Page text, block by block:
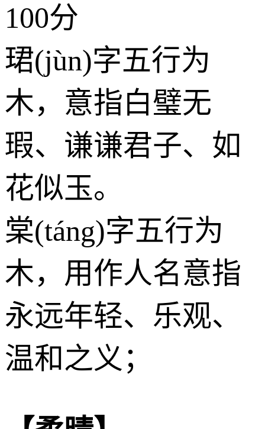
100分
珺(jùn)字五行为
木，意指白璧无
瑕、谦谦君子、如
花似玉。
棠(táng)字五行为
木，用作人名意指
永远年轻、乐观、
温和之义；